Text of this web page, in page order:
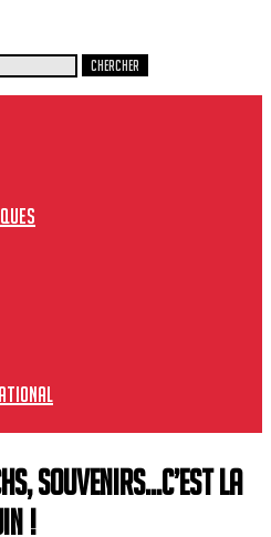
Souvenirs…C’est la
!